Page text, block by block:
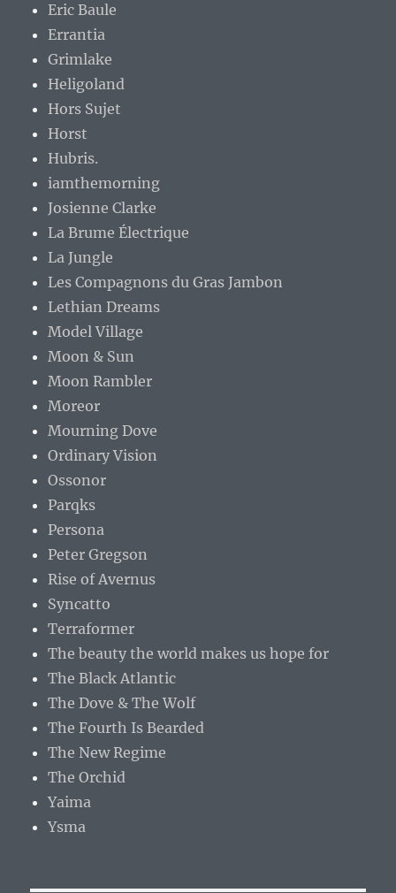
Eric Baule
Errantia
Grimlake
Heligoland
Hors Sujet
Horst
Hubris.
iamthemorning
Josienne Clarke
La Brume Électrique
La Jungle
Les Compagnons du Gras Jambon
Lethian Dreams
Model Village
Moon & Sun
Moon Rambler
Moreor
Mourning Dove
Ordinary Vision
Ossonor
Parqks
Persona
Peter Gregson
Rise of Avernus
Syncatto
Terraformer
The beauty the world makes us hope for
The Black Atlantic
The Dove & The Wolf
The Fourth Is Bearded
The New Regime
The Orchid
Yaima
Ysma